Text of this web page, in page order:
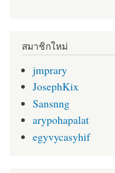
สมาชิกใหม่
jmprary
JosephKix
Sansnng
arypohapalat
egyvycasyhif